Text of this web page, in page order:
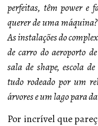
perfeitas, têm power e
querer de uma máquina?
As instalações do
de carro do aeroporto
sala de shape, escola
tudo rodeado por um
árvores e um lago para
Por incrível que